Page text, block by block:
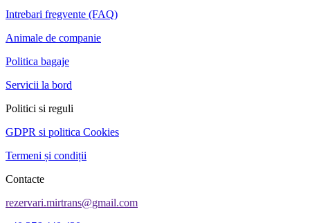
Intrebari fregvente (FAQ)
Animale de companie
Politica bagaje
Servicii la bord
Politici si reguli
GDPR si politica Cookies
Termeni și condiții
Contacte
rezervari.mirtrans@gmail.com